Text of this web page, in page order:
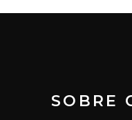
SOBRE